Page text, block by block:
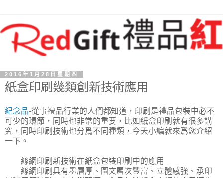
2016年1月28日星期四
紙盒印刷幾類創新技術應用
紀念品-從事禮品行業的人們都知道，印刷是禮品包裝中必不
可少的環節，同時也非常的重要，比如紙盒印刷就有很多講
究，同時印刷技術也分爲不同種類，今天小編就來爲您介紹
一下。
絲網印刷新技術在紙盒包裝印刷中的應用
絲網印刷具有墨層厚、圖文層次豐富、立體感強、承印